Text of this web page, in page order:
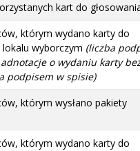
kart do
którym wydano karty do
lokalu wyborczym (liczba
o wydaniu karty
podpisem w spisie)
którym wysłano pakiety
którym wydano karty do